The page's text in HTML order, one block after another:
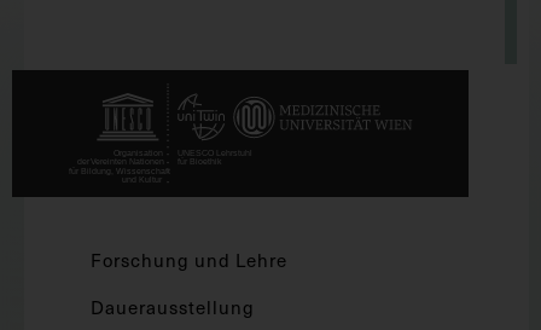
Forschung und Lehre
Dauerausstellung